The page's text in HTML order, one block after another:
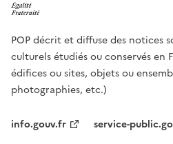
POP décrit et diffuse des notices
culturels étudiés ou conservés en
édifices ou sites, objets ou
photographies, etc.)
info.gouv.fr service-